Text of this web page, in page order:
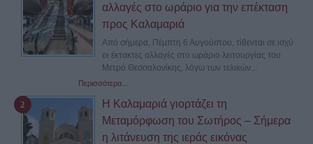
αλλαγές στο ωράριο για την επέκταση
προς Καλαμαριά
Από σήμερα, Πέμπτη 6 Αυγούστου, τίθενται σε ισχύ
οι έκτακτες αλλαγές στο ωράριο λειτουργίας του
Μετρό Θεσσαλονίκης, λόγω των τελικών...
Περισσότερα...
Η Καλαμαριά γιορτάζει τη
Μεταμόρφωση του Σωτήρος – Σήμερα
η λιτάνευση της ιεράς εικόνας